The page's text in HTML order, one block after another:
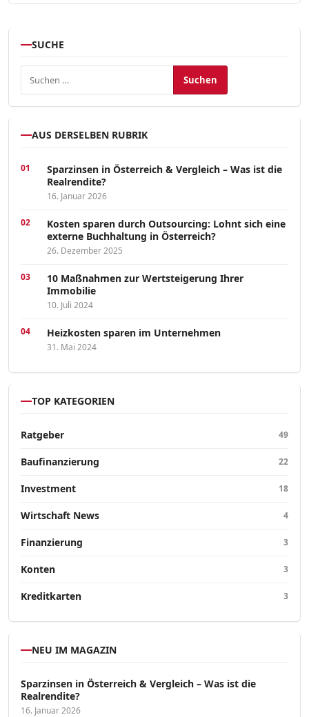
SUCHE
Suchen nach:
AUS DERSELBEN RUBRIK
Sparzinsen in Österreich & Vergleich – Was ist die
Realrendite?
16. Januar 2026
Kosten sparen durch Outsourcing: Lohnt sich eine
externe Buchhaltung in Österreich?
26. Dezember 2025
10 Maßnahmen zur Wertsteigerung Ihrer
Immobilie
10. Juli 2024
Heizkosten sparen im Unternehmen
31. Mai 2024
TOP KATEGORIEN
Ratgeber 49
Baufinanzierung 22
Investment 18
Wirtschaft News 4
Finanzierung 3
Konten 3
Kreditkarten 3
NEU IM MAGAZIN
Sparzinsen in Österreich & Vergleich – Was ist die
Realrendite?
16. Januar 2026